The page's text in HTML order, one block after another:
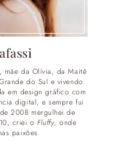
mãe da Olívia, da Maitê
do Sul e vivendo
em design gráfico com
digital, e sempre fui
2008 mergulhei de
criei o Fluffy, onde
paixões.